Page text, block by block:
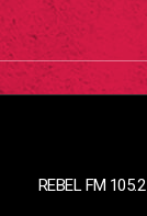
REBEL FM